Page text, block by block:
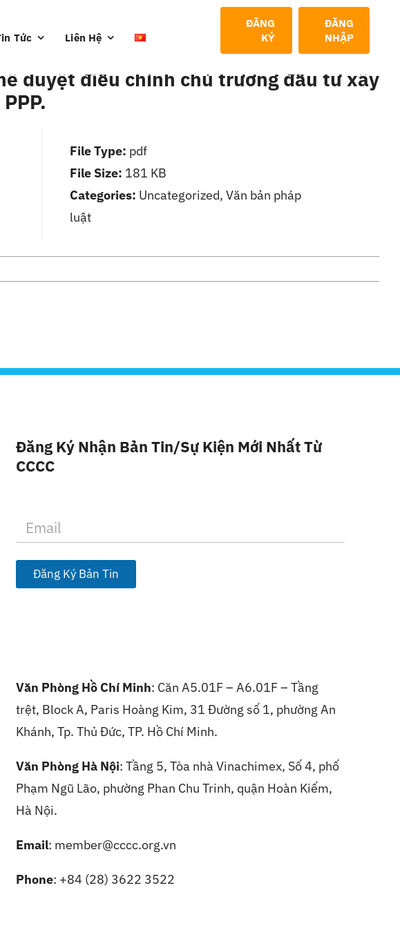
Tức Liên Hệ
ĐĂNG
KÝ
ĐĂNG
NHẬP
duyệt điều chỉnh chủ trương đầu tư xây
File Type: pdf
File Size: 181 KB
Categories: Uncategorized, Văn bản pháp
luật
Đăng Ký Nhận Bản Tin/sự Kiện Mới Nhất Từ
CCCC
a
i
*
Đăng Ký Bản Tin
Văn Phòng Hồ Chí Minh: Căn A5.01F – A6.01F – Tầng
trệt, Block A, Paris Hoàng Kim, 31 Đường số 1, phường An
Khánh, Tp. Thủ Đức, TP. Hồ Chí Minh.
Văn Phòng Hà Nội:Tầng 5, Tòa nhà Vinachimex, Số 4, phố
Phạm Ngũ Lão, phường Phan Chu Trinh, quận Hoàn Kiếm,
Hà Nội.
Email: member@cccc.org.vn
Phone: +84 (28) 3622 3522